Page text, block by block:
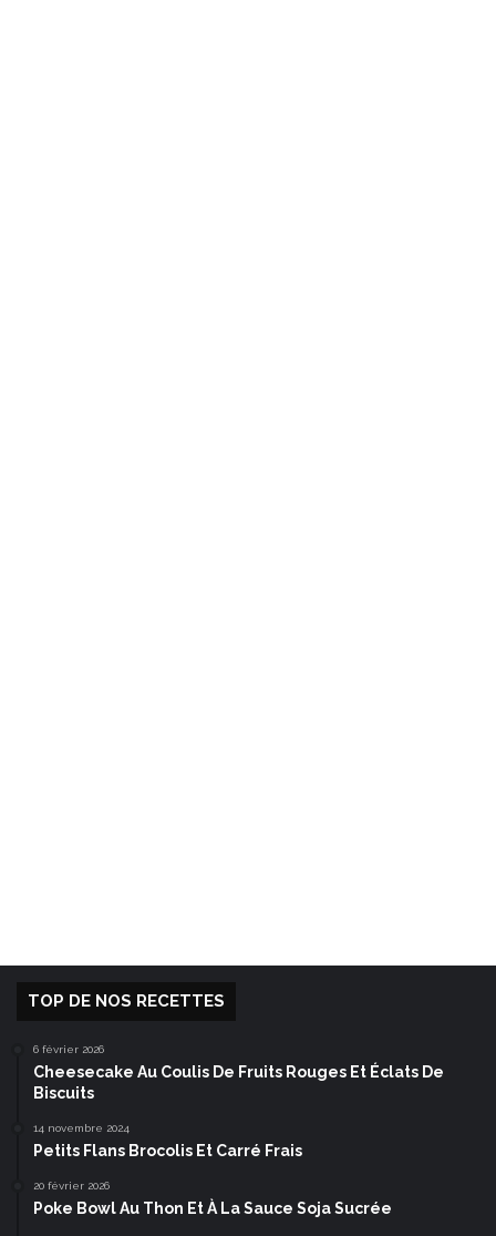
TOP DE NOS RECETTES
6 février 2026
Cheesecake Au Coulis De Fruits Rouges Et Éclats De
Biscuits
14 novembre 2024
Petits Flans Brocolis Et Carré Frais
20 février 2026
Poke Bowl Au Thon Et À La Sauce Soja Sucrée